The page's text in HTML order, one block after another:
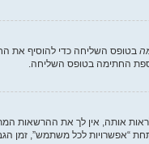
בטופס השליחה כדי להוסיף את
החתימה בטופס השליחה.
אותה, אין לך את ההרשאות